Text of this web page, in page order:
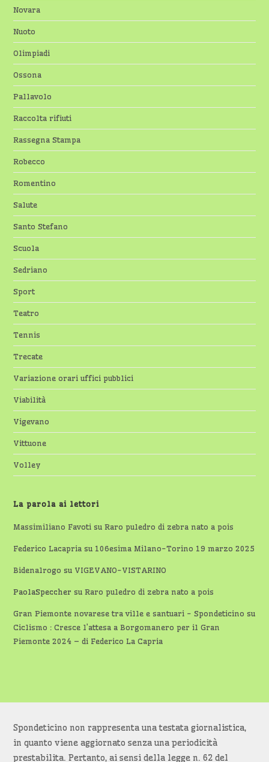
Novara
Nuoto
Olimpiadi
Ossona
Pallavolo
Raccolta rifiuti
Rassegna Stampa
Robecco
Romentino
Salute
Santo Stefano
Scuola
Sedriano
Sport
Teatro
Tennis
Trecate
Variazione orari uffici pubblici
Viabilità
Vigevano
Vittuone
Volley
La parola ai lettori
Massimiliano Favoti suRaro puledro di zebra nato a pois
Federico Lacapria su 106esima Milano-Torino 19 marzo 2025
Bidenalrogo su VIGEVANO-VISTARINO
PaolaSpeccher suRaro puledro di zebra nato a pois
Gran Piemonte novarese tra ville e santuari - Spondeticino su
Ciclismo : Cresce l’attesa a Borgomanero per il Gran
Piemonte 2024 – di Federico La Capria
Spondeticino non rappresenta una testata giornalistica,
in quanto viene aggiornato senza una periodicità
prestabilita. Pertanto, ai sensi della legge n. 62 del